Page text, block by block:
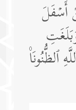
أَسۡفَلَ
ٱلظُّنُونَا۠